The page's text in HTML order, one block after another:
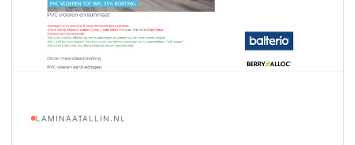
LAMINAATALLIN.NL